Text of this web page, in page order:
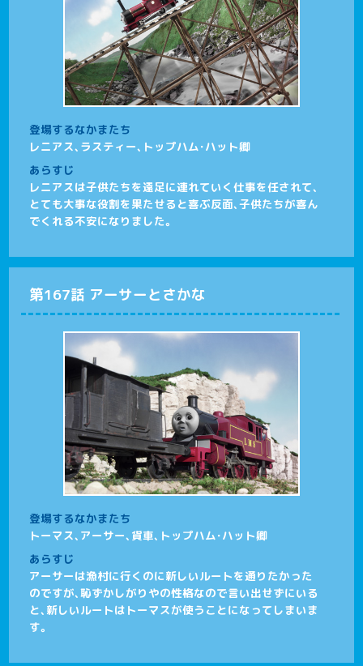
登場するなかまたち
レニアス、ラスティー、トップハム･ハット卿
あらすじ
レニアスは子供たちを遠足に連れていく仕事を任されて、
とても大事な役割を果たせると喜ぶ反面、子供たちが喜ん
でくれる不安になりました。
第167話 アーサーとさかな
登場するなかまたち
トーマス、アーサー、貨車、トップハム･ハット卿
あらすじ
アーサーは漁村に行くのに新しいルートを通りたかった
のですが、恥ずかしがりやの性格なので言い出せずにいる
と、新しいルートはトーマスが使うことになってしまいま
す。